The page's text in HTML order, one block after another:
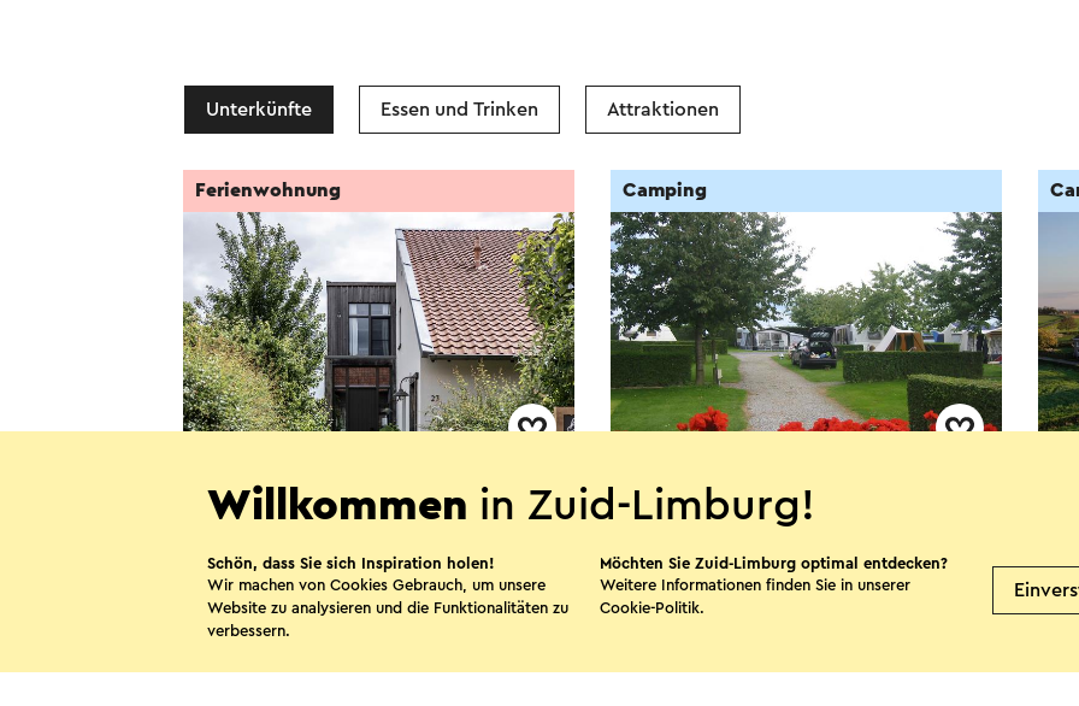
Unterkünfte Essen und Trinken Attraktionen
Studio Dirk & Suzan
Ferienwohnung
Riva Rekreatie
Camping
Mehr sehen
Willkommen in Zuid-Limburg!
Schön, dass Sie sich Inspiration holen!
Wir machen von Cookies Gebrauch, um unsere
Website zu analysieren und die Funktionalitäten zu
verbessern.
Möchten Sie Zuid-Limburg optimal entdecken?
Weitere Informationen finden Sie in unserer
Cookie-Politik.